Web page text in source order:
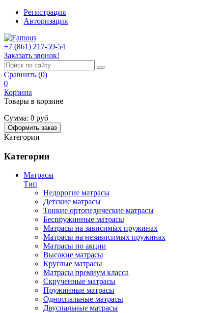
Регистрация
Авторизация
+7 (861) 217-59-54
Заказать звонок!
Сравнить (0)
0
Корзина
Товары в корзине
Сумма: 0 руб
Оформить заказ
Категории
Категории
Матрасы
Тип
Недорогие матрасы
Детские матрасы
Тонкие ортопедические матрасы
Беспружинные матрасы
Матрасы на зависимых пружинах
Матрасы на независимых пружинах
Матрасы по акции
Высокие матрасы
Круглые матрасы
Матрасы премиум класса
Скрученные матрасы
Пружинные матрасы
Односпальные матрасы
Двуспальные матрасы